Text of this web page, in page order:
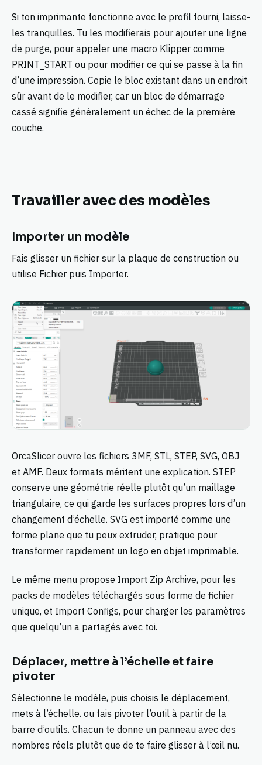
Si ton imprimante fonctionne avec le profil fourni, laisse-
les tranquilles. Tu les modifierais pour ajouter une ligne
de purge, pour appeler une macro Klipper comme
PRINT_START ou pour modifier ce qui se passe à la fin
d’une impression. Copie le bloc existant dans un endroit
sûr avant de le modifier, car un bloc de démarrage
cassé signifie généralement un échec de la première
couche.
Travailler avec des modèles
Importer un modèle
Fais glisser un fichier sur la plaque de construction ou
utilise Fichier puis Importer.
OrcaSlicer ouvre les fichiers 3MF, STL, STEP, SVG, OBJ
et AMF. Deux formats méritent une explication. STEP
conserve une géométrie réelle plutôt qu’un maillage
triangulaire, ce qui garde les surfaces propres lors d’un
changement d’échelle. SVG est importé comme une
forme plane que tu peux extruder, pratique pour
transformer rapidement un logo en objet imprimable.
Le même menu propose Import Zip Archive, pour les
packs de modèles téléchargés sous forme de fichier
unique, et Import Configs, pour charger les paramètres
que quelqu’un a partagés avec toi.
Déplacer, mettre à l’échelle et faire
pivoter
Sélectionne le modèle, puis choisis le déplacement,
mets à l’échelle. ou fais pivoter l’outil à partir de la
barre d’outils. Chacun te donne un panneau avec des
nombres réels plutôt que de te faire glisser à l’œil nu.